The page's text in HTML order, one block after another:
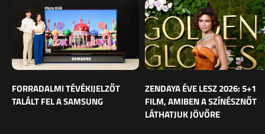
FORRADALMI TÉVÉKIJELZŐT
TALÁLT FEL A SAMSUNG
ZENDAYA ÉVE LESZ 2026: 5+1
FILM, AMIBEN A SZÍNÉSZNŐT
LÁTHATJUK JÖVŐRE